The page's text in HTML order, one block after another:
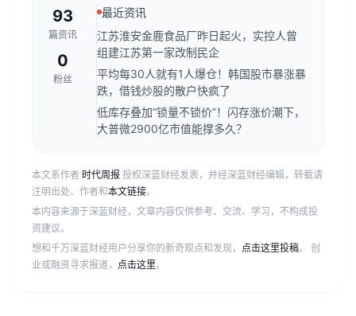
44120230006
93
篇资讯
0
粉丝
最近资讯
江苏淮安金鹿食品厂昨日起火，实控人曾
组建江苏第一家改制民企
平均每30人就有1人爆仓！韩国股市暴涨暴
跌，借钱炒股的散户快疯了
低库存叠加“锁量不锁价”！闪存涨价潮下，
大普微2900亿市值能撑多久？
本文系作者 时代周报 授权深蓝财经发表，并经深蓝财经编辑，转载请
注明出处、作者和本文链接。
本内容来源于深蓝财经，文章内容仅供参考、交流、学习，不构成投
资建议。
想和千万深蓝财经用户分享你的新奇观点和发现， 点击这里投稿。 创
业或融资寻求报道， 点击这里。